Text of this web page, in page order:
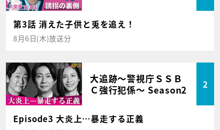
第3話 消えた子供と兎を追え！
8月6日(木)放送分
大追跡～警視庁ＳＳＢ
Ｃ強行犯係～ Season2
2
Episode3 大炎上…暴走する正義